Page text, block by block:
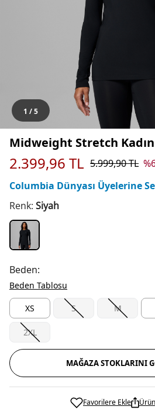
1 /5
Midweight Stretch
2.399,96 TL 5.999,90TL %
Columbia Dünyası Üyelerine
Renk: Siyah
Beden:
Beden Tablosu
XS S M
2XL
MAĞAZA STOKLARINI
Favorilere Ekle